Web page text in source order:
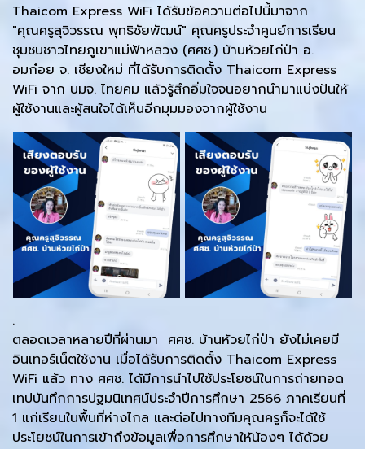
Thaicom Express WiFi ได้รับข้อความต่อไปนี้มาจาก
"คุณครูสุจิวรรณ พุทธิชัยพัฒน์" คุณครูประจำศูนย์การเรียน
ชุมชนชาวไทยภูเขาแม่ฟ้าหลวง (ศศช.) บ้านห้วยไก่ป่า อ.
อมก๋อย จ. เชียงใหม่ ที่ได้รับการติดตั้ง Thaicom Express
WiFi จาก บมจ. ไทยคม แล้วรู้สึกอิ่มใจจนอยากนำมาแบ่งปันให้
ผู้ใช้งานและผู้สนใจได้เห็นอีกมุมมองจากผู้ใช้งาน
.
ตลอดเวลาหลายปีที่ผ่านมา ศศช. บ้านห้วยไก่ป่า ยังไม่เคยมี
อินเทอร์เน็ตใช้งาน เมื่อได้รับการติดตั้ง Thaicom Express
WiFi แล้ว ทาง ศศช. ได้มีการนำไปใช้ประโยชน์ในการถ่ายทอด
เทปบันทึกการปฐมนิเทศน์ประจำปีการศึกษา 2566 ภาคเรียนที่
1 แก่เรียนในพื้นที่ห่างไกล และต่อไปทางทีมคุณครูก็จะได้ใช้
ประโยชน์ในการเข้าถึงข้อมูลเพื่อการศึกษาให้น้องๆ ได้ด้วย